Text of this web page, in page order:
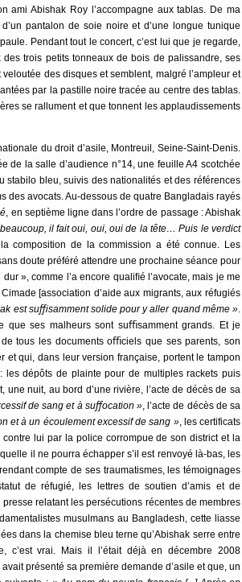
ami Abishak Roy l’accompagne aux tablas. De ma
pantalon de soie noire et d’une longue tunique
Pendant tout le concert, c’est lui que je regarde,
trois petits tonneaux de bois de palissandre, ses
des disques et semblent, malgré l’ampleur et
par la pastille noire tracée au centre des tablas.
se rallument et que tonnent les applaudissements
du droit d’asile, Montreuil, Seine-Saint-Denis.
de la salle d’audience n°14, une feuille A4 scotchée
stabilo bleu, suivis des nationalités et des références
des avocats. Au-dessous de quatre Bangladais rayés
, en septième ligne dans l’ordre de passage : Abishak
il fait oui, oui, oui de la tête… Puis le verdict
composition de la commission a été connue. Les
doute préféré attendre une prochaine séance pour
», comme l’a encore qualiﬁé l’avocate, mais je me
[association d’aide aux migrants, aux réfugiés
est suﬃsamment solide pour y aller quand même ».
que ses malheurs sont suﬃsamment grands. Et je
tous les documents oﬃciels que ses parents, son
qui, dans leur version française, portent le tampon
les dépôts de plainte pour de multiples rackets puis
nuit, au bord d’une rivière, l’acte de décès de sa
de sang et à suﬀocation », l’acte de décès de sa
et à un écoulement excessif de sang », les certificats
lui par la police corrompue de son district et la
il ne pourra échapper s’il est renvoyé là-bas, les
compte de ses traumatismes, les témoignages
de réfugié, les lettres de soutien d’amis et de
relatant les persécutions récentes de membres
musulmans au Bangladesh, cette liasse
dans la chemise bleu terne qu’Abishak serre entre
c’est vrai. Mais il l’était déjà en décembre 2008
présenté sa première demande d’asile et que, un